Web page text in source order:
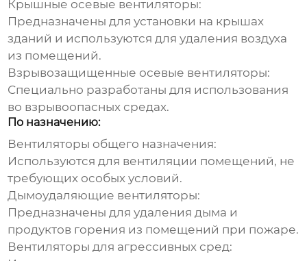
Крышные осевые вентиляторы:
Предназначены для установки на крышах
зданий и используются для удаления воздуха
из помещений.
Взрывозащищенные осевые вентиляторы:
Специально разработаны для использования
во взрывоопасных средах.
По назначению:
Вентиляторы общего назначения:
Используются для вентиляции помещений, не
требующих особых условий.
Дымоудаляющие вентиляторы:
Предназначены для удаления дыма и
продуктов горения из помещений при пожаре.
Вентиляторы для агрессивных сред: